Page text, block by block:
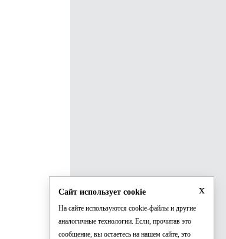
x
Сайт использует cookie
На сайте используются cookie-файлы и другие
аналогичные технологии. Если, прочитав это
сообщение, вы остаетесь на нашем сайте, это